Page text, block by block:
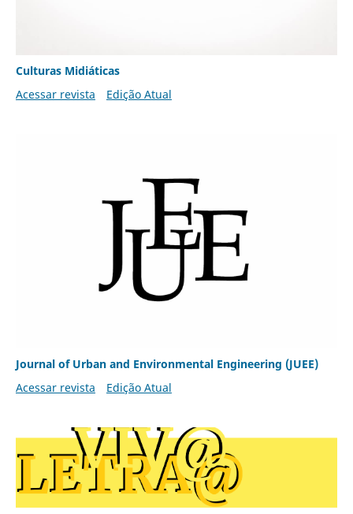
Culturas Midiáticas
Acessar revista
Edição Atual
Journal of Urban and Environmental Engineering (JUEE)
Acessar revista
Edição Atual